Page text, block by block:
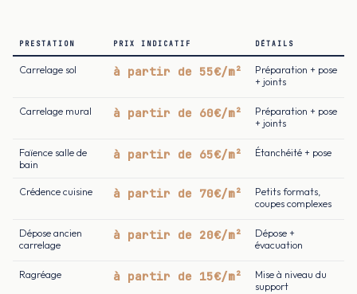
PRESTATION PRIX INDICATIF DÉTAILS
Carrelage sol à partir de 55€/m²
Préparation + pose
+ joints
Carrelage mural à partir de 60€/m²
Préparation + pose
+ joints
Faïence salle de
bain
à partir de 65€/m² Étanchéité + pose
Crédence cuisine à partir de 70€/m²
Petits formats,
coupes complexes
Dépose ancien
carrelage
à partir de 20€/m²
Dépose +
évacuation
Ragréage à partir de 15€/m²
Mise à niveau du
support